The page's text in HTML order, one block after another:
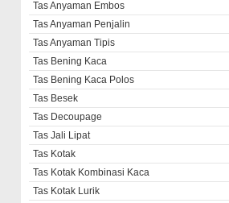
Tas Anyaman Embos
Tas Anyaman Penjalin
Tas Anyaman Tipis
Tas Bening Kaca
Tas Bening Kaca Polos
Tas Besek
Tas Decoupage
Tas Jali Lipat
Tas Kotak
Tas Kotak Kombinasi Kaca
Tas Kotak Lurik